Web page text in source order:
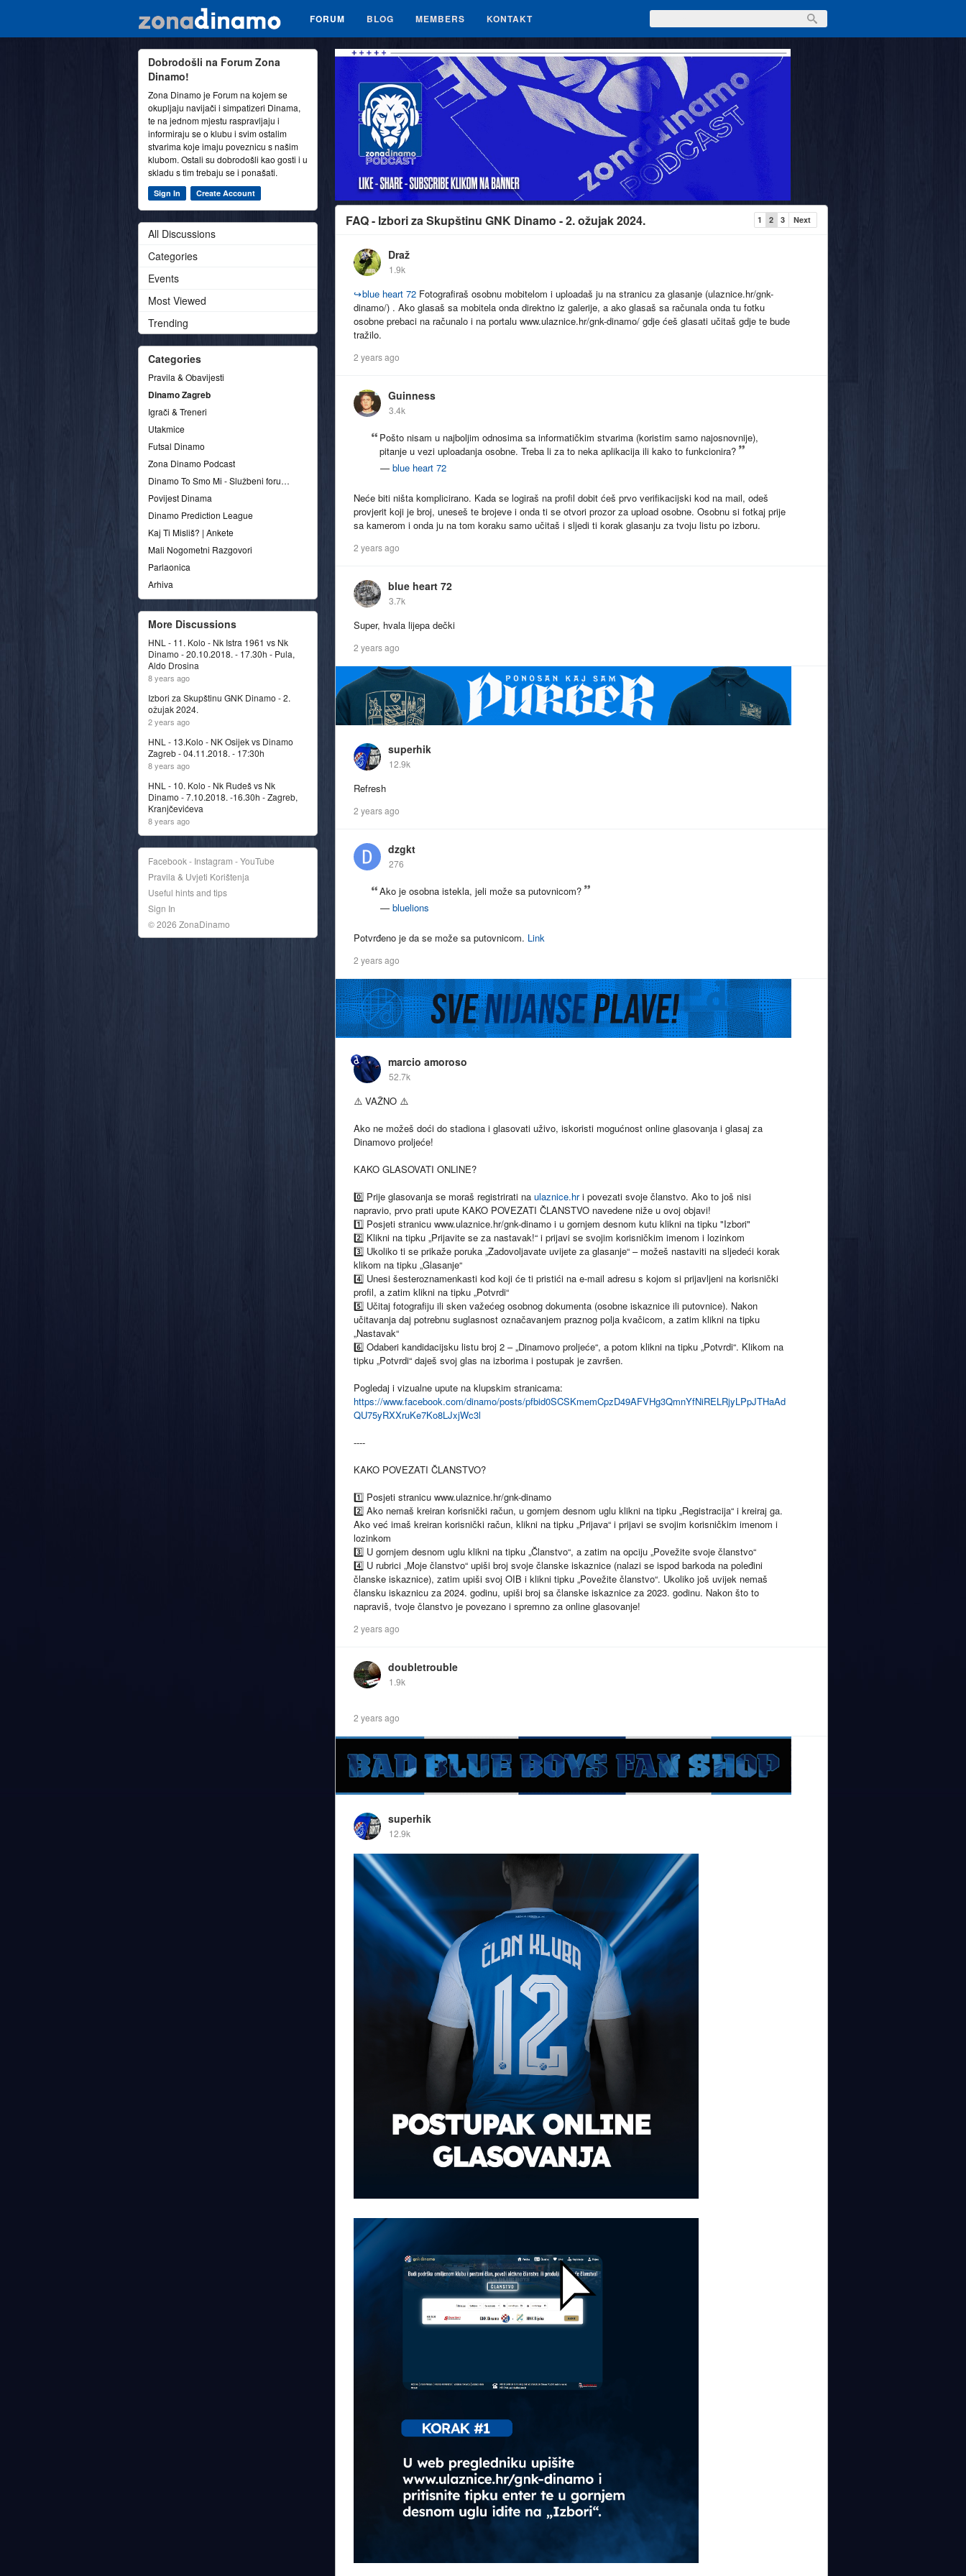
FORUM BLOG MEMBERS KONTAKT
FAQ - Izbori za Skupštinu GNK Dinamo - 2. ožujak 2024. 1 2 3 Next
Draž
1.9k
↪blue heart 72 Fotografiraš osobnu mobitelom i uploadaš ju na stranicu za glasanje (ulaznice.hr/gnk-
dinamo/) . Ako glasaš sa mobitela onda direktno iz galerije, a ako glasaš sa računala onda tu fotku
osobne prebaci na računalo i na portalu www.ulaznice.hr/gnk-dinamo/ gdje ćeš glasati učitaš gdje te bude
tražilo.
2 years ago
Guinness
3.4k
Pošto nisam u najboljim odnosima sa informatičkim stvarima (koristim samo najosnovnije),
pitanje u vezi uploadanja osobne. Treba li za to neka aplikacija ili kako to funkcionira?
— blue heart 72
Neće biti ništa komplicirano. Kada se logiraš na profil dobit ćeš prvo verifikacijski kod na mail, odeš
provjerit koji je broj, uneseš te brojeve i onda ti se otvori prozor za upload osobne. Osobnu si fotkaj prije
sa kamerom i onda ju na tom koraku samo učitaš i sljedi ti korak glasanju za tvoju listu po izboru.
2 years ago
blue heart 72
3.7k
Super, hvala lijepa dečki
2 years ago
superhik
12.9k
Refresh
2 years ago
dzgkt
276
Ako je osobna istekla, jeli može sa putovnicom?
— bluelions
Potvrđeno je da se može sa putovnicom. Link
2 years ago
marcio amoroso
52.7k
⚠️ VAŽNO ⚠️
Ako ne možeš doći do stadiona i glasovati uživo, iskoristi mogućnost online glasovanja i glasaj za
Dinamovo proljeće! ️
KAKO GLASOVATI ONLINE?
0️⃣ Prije glasovanja se moraš registrirati na ulaznice.hri povezati svoje članstvo. Ako to još nisi
napravio, prvo prati upute KAKO POVEZATI ČLANSTVO navedene niže u ovoj objavi!
1️⃣ Posjeti stranicu www.ulaznice.hr/gnk-dinamo i u gornjem desnom kutu klikni na tipku "Izbori"
2️⃣ Klikni na tipku „Prijavite se za nastavak!“ i prijavi se svojim korisničkim imenom i lozinkom
3️⃣ Ukoliko ti se prikaže poruka „Zadovoljavate uvijete za glasanje“ – možeš nastaviti na sljedeći korak
klikom na tipku „Glasanje“
4️⃣ Unesi šesteroznamenkasti kod koji će ti pristići na e-mail adresu s kojom si prijavljeni na korisnički
profil, a zatim klikni na tipku „Potvrdi“
5️⃣ Učitaj fotografiju ili sken važećeg osobnog dokumenta (osobne iskaznice ili putovnice). Nakon
učitavanja daj potrebnu suglasnost označavanjem praznog polja kvačicom, a zatim klikni na tipku
„Nastavak“
6️⃣ Odaberi kandidacijsku listu broj 2 – „Dinamovo proljeće“, a potom klikni na tipku „Potvrdi“. Klikom na
tipku „Potvrdi“ daješ svoj glas na izborima i postupak je završen.
Pogledaj i vizualne upute na klupskim stranicama:
https://www.facebook.com/dinamo/posts/pfbid0SCSKmemCpzD49AFVHg3QmnYfNiRELRjyLPpJTHaAd
QU75yRXXruKe7Ko8LJxjWc3l
----
KAKO POVEZATI ČLANSTVO?
1️⃣ Posjeti stranicu www.ulaznice.hr/gnk-dinamo
2️⃣ Ako nemaš kreiran korisnički račun, u gornjem desnom uglu klikni na tipku „Registracija“ i kreiraj ga.
Ako već imaš kreiran korisnički račun, klikni na tipku „Prijava“ i prijavi se svojim korisničkim imenom i
lozinkom
3️⃣ U gornjem desnom uglu klikni na tipku „Članstvo“, a zatim na opciju „Povežite svoje članstvo“
4️⃣ U rubrici „Moje članstvo“ upiši broj svoje članske iskaznice (nalazi se ispod barkoda na poleđini
članske iskaznice), zatim upiši svoj OIB i klikni tipku „Povežite članstvo“. Ukoliko još uvijek nemaš
člansku iskaznicu za 2024. godinu, upiši broj sa članske iskaznice za 2023. godinu. Nakon što to
napraviš, tvoje članstvo je povezano i spremno za online glasovanje!
2 years ago
doubletrouble
1.9k
2 years ago
superhik
12.9k
Dobrodošli na Forum Zona
Dinamo!
Zona Dinamo je Forum na kojem se
okupljaju navijači i simpatizeri Dinama,
te na jednom mjestu raspravljaju i
informiraju se o klubu i svim ostalim
stvarima koje imaju poveznicu s našim
klubom. Ostali su dobrodošli kao gosti i u
skladu s tim trebaju se i ponašati.
Sign In Create Account
All Discussions
Categories
Events
Most Viewed
Trending
Categories
Pravila & Obavijesti
Dinamo Zagreb
Igrači & Treneri
Utakmice
Futsal Dinamo
Zona Dinamo Podcast
Dinamo To Smo Mi - Službeni forum udruge
Povijest Dinama
Dinamo Prediction League
Kaj Ti Misliš? | Ankete
Mali Nogometni Razgovori
Parlaonica
Arhiva
More Discussions
HNL - 11. Kolo - Nk Istra 1961 vs Nk
Dinamo - 20.10.2018. - 17.30h - Pula,
Aldo Drosina
8 years ago
Izbori za Skupštinu GNK Dinamo - 2.
ožujak 2024.
2 years ago
HNL - 13.Kolo - NK Osijek vs Dinamo
Zagreb - 04.11.2018. - 17:30h
8 years ago
HNL - 10. Kolo - Nk Rudeš vs Nk
Dinamo - 7.10.2018. -16.30h - Zagreb,
Kranjčevićeva
8 years ago
Facebook - Instagram - YouTube
Pravila & Uvjeti Korištenja
Useful hints and tips
Sign In
© 2026 ZonaDinamo